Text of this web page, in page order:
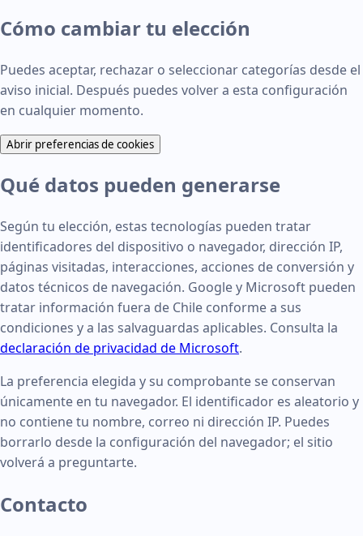
Cómo cambiar tu elección
Puedes aceptar, rechazar o seleccionar categorías desde el
aviso inicial. Después puedes volver a esta configuración
en cualquier momento.
Abrir preferencias de cookies
Qué datos pueden generarse
Según tu elección, estas tecnologías pueden tratar
identificadores del dispositivo o navegador, dirección IP,
páginas visitadas, interacciones, acciones de conversión y
datos técnicos de navegación. Google y Microsoft pueden
tratar información fuera de Chile conforme a sus
condiciones y a las salvaguardas aplicables. Consulta la
declaración de privacidad de Microsoft.
La preferencia elegida y su comprobante se conservan
únicamente en tu navegador. El identificador es aleatorio y
no contiene tu nombre, correo ni dirección IP. Puedes
borrarlo desde la configuración del navegador; el sitio
volverá a preguntarte.
Contacto